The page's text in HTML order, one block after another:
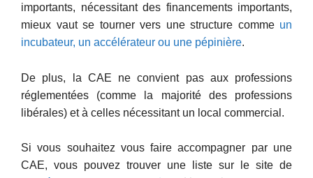
importants, nécessitant des financements importants,
mieux vaut se tourner vers une structure comme un
incubateur, un accélérateur ou une pépinière.
De plus, la CAE ne convient pas aux professions
réglementées (comme la majorité des professions
libérales) et à celles nécessitant un local commercial.
Si vous souhaitez vous faire accompagner par une
CAE, vous pouvez trouver une liste sur le site de